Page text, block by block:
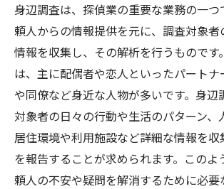
身辺調査は、探偵業の重要な業務の一つ
頼人からの情報提供を元に、調査対象者
情報を収集し、その解析を行うものです
は、主に配偶者や恋人といったパート
や同僚など身近な人物が多いです。身辺
対象者の日々の行動や生活のパターン、
居住環境や利用施設など詳細な情報を
を報告することが求められます。このよ
頼人の不安や疑問を解消するために必要